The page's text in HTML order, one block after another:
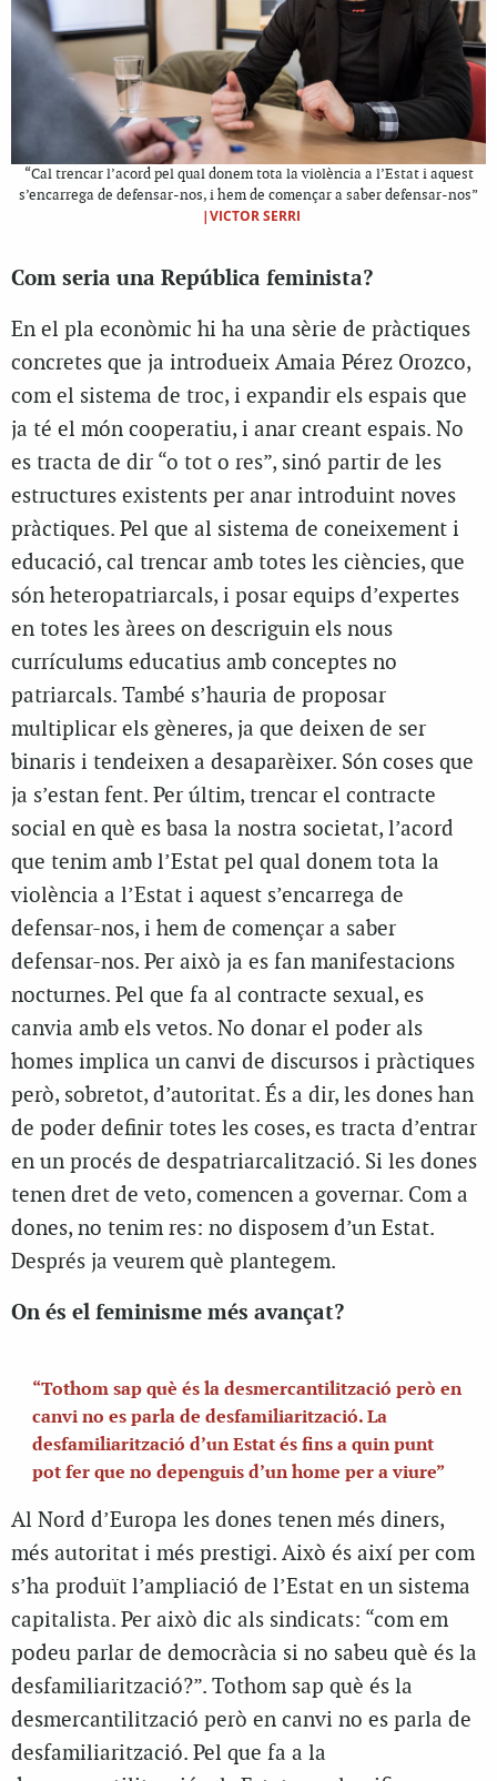
“Cal trencar l’acord pel qual donem tota la violència a l’Estat i aquest
s’encarrega de defensar-nos, i hem de començar a saber defensar-nos”
|VICTOR SERRI
Com seria una República feminista?
En el pla econòmic hi ha una sèrie de pràctiques
concretes que ja introdueix Amaia Pérez Orozco,
com el sistema de troc, i expandir els espais que
ja té el món cooperatiu, i anar creant espais. No
es tracta de dir “o tot o res”, sinó partir de les
estructures existents per anar introduint noves
pràctiques. Pel que al sistema de coneixement i
educació, cal trencar amb totes les ciències, que
són heteropatriarcals, i posar equips d’expertes
en totes les àrees on descriguin els nous
currículums educatius amb conceptes no
patriarcals. També s’hauria de proposar
multiplicar els gèneres, ja que deixen de ser
binaris i tendeixen a desaparèixer. Són coses que
ja s’estan fent. Per últim, trencar el contracte
social en què es basa la nostra societat, l’acord
que tenim amb l’Estat pel qual donem tota la
violència a l’Estat i aquest s’encarrega de
defensar-nos, i hem de començar a saber
defensar-nos. Per això ja es fan manifestacions
nocturnes. Pel que fa al contracte sexual, es
canvia amb els vetos. No donar el poder als
homes implica un canvi de discursos i pràctiques
però, sobretot, d’autoritat. És a dir, les dones han
de poder definir totes les coses, es tracta d’entrar
en un procés de despatriarcalització. Si les dones
tenen dret de veto, comencen a governar. Com a
dones, no tenim res: no disposem d’un Estat.
Després ja veurem què plantegem.
On és el feminisme més avançat?
“Tothom sap què és la desmercantilització però en
canvi no es parla de desfamiliarització. La
desfamiliarització d’un Estat és fins a quin punt
pot fer que no depenguis d’un home per a viure”
Al Nord d’Europa les dones tenen més diners,
més autoritat i més prestigi. Això és així per com
s’ha produït l’ampliació de l’Estat en un sistema
capitalista. Per això dic als sindicats: “com em
podeu parlar de democràcia si no sabeu què és la
desfamiliarització?”. Tothom sap què és la
desmercantilització però en canvi no es parla de
desfamiliarització. Pel que fa a la